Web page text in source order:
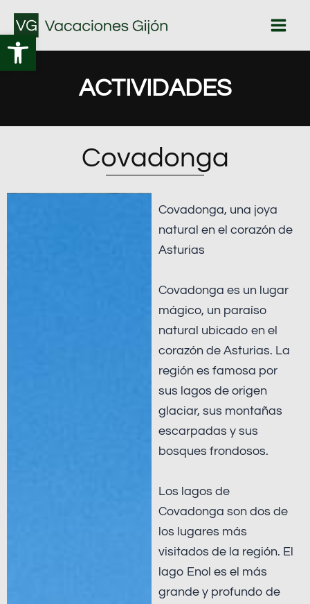
Abrir barra de herramientas
contenido
ACTIVIDADES
Covadonga
Covadonga, una joya
natural en el corazón de
Asturias
Covadonga es un lugar
mágico, un paraíso
natural ubicado en el
corazón de Asturias. La
región es famosa por
sus lagos de origen
glaciar, sus montañas
escarpadas y sus
bosques frondosos.
Los lagos de
Covadonga son dos de
los lugares más
visitados de la región. El
lago Enol es el más
grande y profundo de